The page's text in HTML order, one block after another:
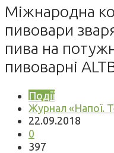
Міжнародна
пивовари
пива на
пивоварні
Події
Журнал «Напої.
22.09.2018
0
397